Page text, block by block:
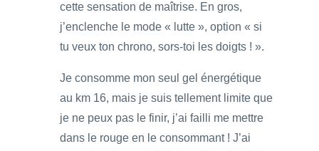
cette sensation de maîtrise. En gros,
j’enclenche le mode « lutte », option « si
tu veux ton chrono, sors-toi les doigts ! ».
Je consomme mon seul gel énergétique
au km 16, mais je suis tellement limite que
je ne peux pas le finir, j’ai failli me mettre
dans le rouge en le consommant ! J’ai